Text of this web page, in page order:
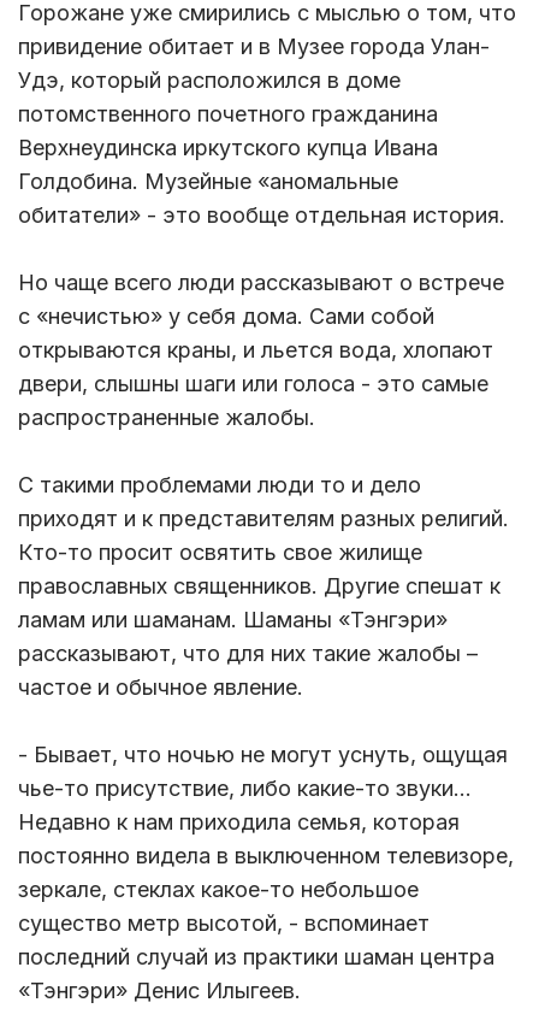
Горожане уже смирились с мыслью о том, что
привидение обитает и в Музее города Улан-
Удэ, который расположился в доме
потомственного почетного гражданина
Верхнеудинска иркутского купца Ивана
Голдобина. Музейные «аномальные
обитатели» - это вообще отдельная история.
Но чаще всего люди рассказывают о встрече
с «нечистью» у себя дома. Сами собой
открываются краны, и льется вода, хлопают
двери, слышны шаги или голоса - это самые
распространенные жалобы.
С такими проблемами люди то и дело
приходят и к представителям разных религий.
Кто-то просит освятить свое жилище
православных священников. Другие спешат к
ламам или шаманам. Шаманы «Тэнгэри»
рассказывают, что для них такие жалобы –
частое и обычное явление.
- Бывает, что ночью не могут уснуть, ощущая
чье-то присутствие, либо какие-то звуки...
Недавно к нам приходила семья, которая
постоянно видела в выключенном телевизоре,
зеркале, стеклах какое-то небольшое
существо метр высотой, - вспоминает
последний случай из практики шаман центра
«Тэнгэри» Денис Илыгеев.